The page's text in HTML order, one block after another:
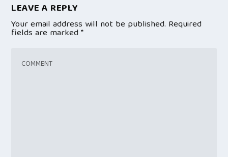
LEAVE A REPLY
Your email address will not be published. Required
fields are marked*